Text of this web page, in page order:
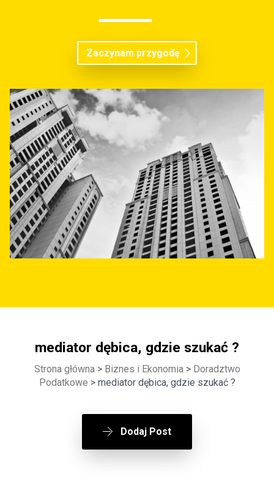
Zaczynam przygodę
mediator dębica, gdzie szukać ?
Strona główna> Biznes i Ekonomia> Doradztwo
Podatkowe > mediator dębica, gdzie szukać ?
Dodaj Post